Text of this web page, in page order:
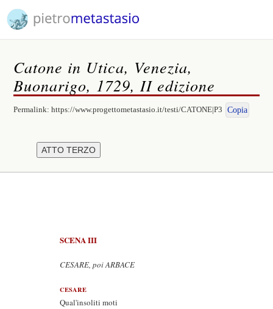
Catone in Utica, Venezia,
Buonarigo, 1729, II edizione
Permalink:https://www.progettometastasio.it/testi/CATONE|P3 Copia
SCENA III
CESARE, poi ARBACE
CESARE
Qual'insoliti moti